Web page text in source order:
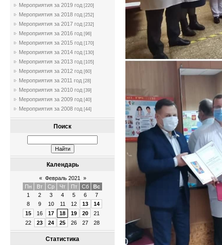
Мероприятия за 2019 год [220]
Мероприятия за 2018 год [252]
Мероприятия за 2017 год [232]
Мероприятия за 2016 год [96]
Мероприятия за 2015 год [170]
Мероприятия за 2014 год [130]
Мероприятия за 2013 год [105]
Мероприятия за 2012 год [60]
Мероприятия за 2011 год [28]
Мероприятия за 2010 год [39]
Мероприятия за 2009 год [40]
Мероприятия за 2008 год [44]
Поиск
Календарь
« Февраль 2021
»
Пн
Вт Ср Чт Пт Сб
Вс
1
2 3 4 5 6
7
8
9 10 11 12 13
14
15
16 17 18 19 20
21
22
23 24 25 26 27 28
Статистика